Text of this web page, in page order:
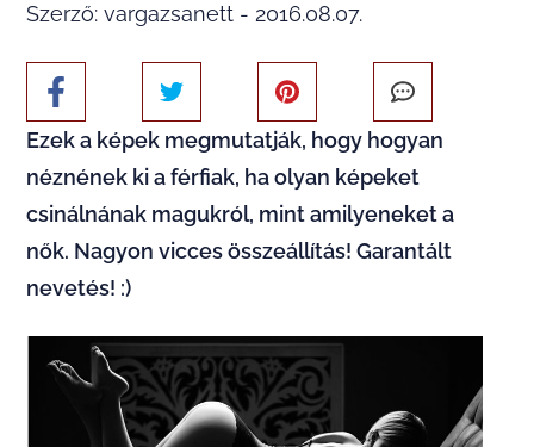
Szerző: vargazsanett - 2016.08.07.
Ezek a képek megmutatják, hogy hogyan
néznének ki a férfiak, ha olyan képeket
csinálnának magukról, mint amilyeneket a
nők. Nagyon vicces összeállítás! Garantált
nevetés! :)